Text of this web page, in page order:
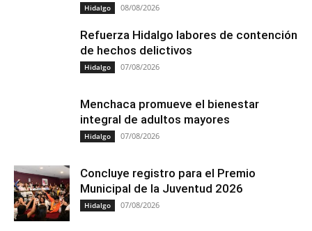
Hidalgo 08/08/2026
Refuerza Hidalgo labores de contención
de hechos delictivos
Hidalgo 07/08/2026
Menchaca promueve el bienestar
integral de adultos mayores
Hidalgo 07/08/2026
Concluye registro para el Premio
Municipal de la Juventud 2026
Hidalgo 07/08/2026